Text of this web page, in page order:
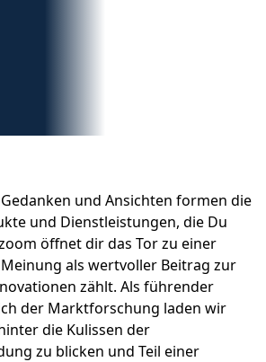
und Ansichten formen die
und Dienstleistungen, die Du
öffnet dir das Tor zu einer
als wertvoller Beitrag zur
zählt. Als führender
der Marktforschung laden wir
die Kulissen der
zu blicken und Teil einer